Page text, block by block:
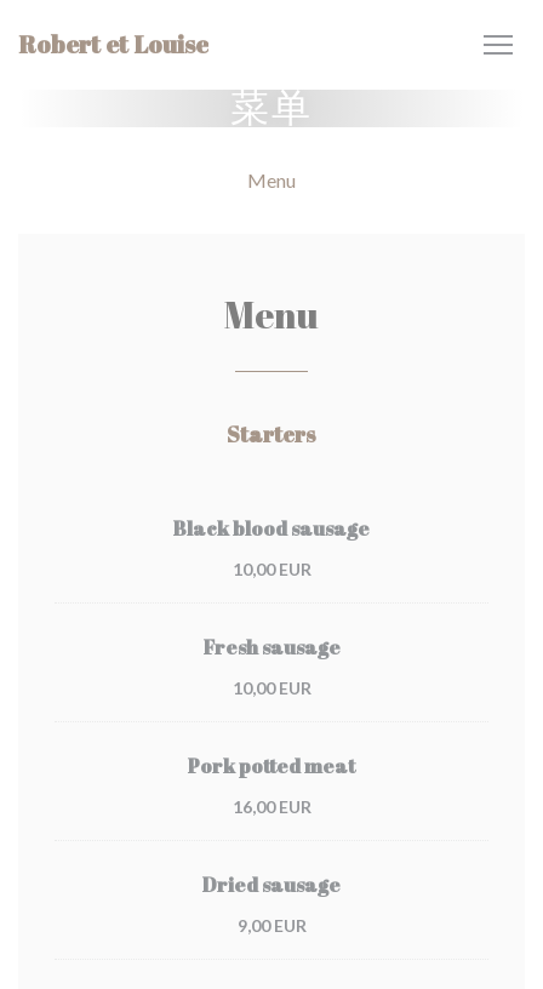
Robert et Louise
菜单
Menu
Menu
Starters
Black blood sausage
10,00 EUR
Fresh sausage
10,00 EUR
Pork potted meat
16,00 EUR
Dried sausage
9,00 EUR